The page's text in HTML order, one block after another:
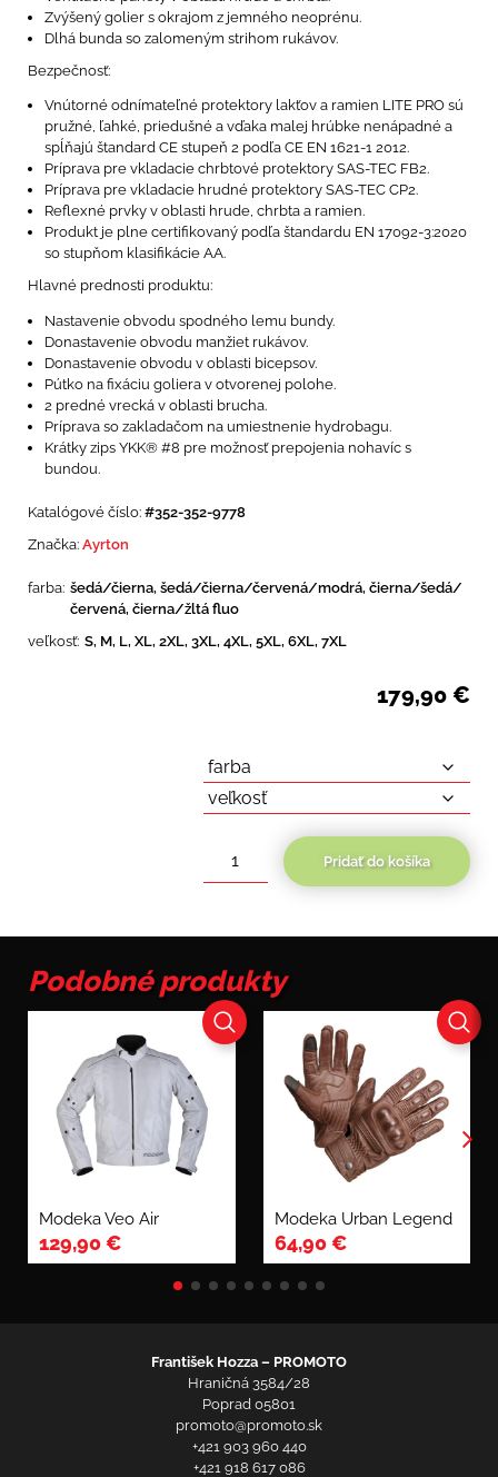
Zvýšený golier s okrajom z jemného neoprénu.
Dlhá bunda so zalomeným strihom rukávov.
Bezpečnosť:
Vnútorné odnímateľné protektory lakťov a ramien LITE PRO sú
pružné, ľahké, priedušné a vďaka malej hrúbke nenápadné a
spĺňajú štandard CE stupeň 2 podľa CE EN 1621-1 2012.
Príprava pre vkladacie chrbtové protektory SAS-TEC FB2.
Príprava pre vkladacie hrudné protektory SAS-TEC CP2.
Reflexné prvky v oblasti hrude, chrbta a ramien.
Produkt je plne certifikovaný podľa štandardu EN 17092-3:2020
so stupňom klasifikácie AA.
Hlavné prednosti produktu:
Nastavenie obvodu spodného lemu bundy.
Donastavenie obvodu manžiet rukávov.
Donastavenie obvodu v oblasti bicepsov.
Pútko na fixáciu goliera v otvorenej polohe.
2 predné vrecká v oblasti brucha.
Príprava so zakladačom na umiestnenie hydrobagu.
Krátky zips YKK® #8 pre možnosť prepojenia nohavíc s
bundou.
Katalógové číslo: #352-352-9778
Značka: Ayrton
farba: šedá/čierna, šedá/čierna/červená/modrá, čierna/šedá/
červená, čierna/žltá fluo
veľkosť: S, M, L, XL, 2XL, 3XL, 4XL, 5XL, 6XL, 7XL
179,90 €
množstvo
Trail
Pridať do košíka
Podobné produkty
Modeka Veo Air
129,90€
Modeka Urban Legend
64,90€
František Hozza – PROMOTO
Hraničná 3584/28
Poprad 05801
promoto@promoto.sk
+421 903 960 440
+421 918 617 086